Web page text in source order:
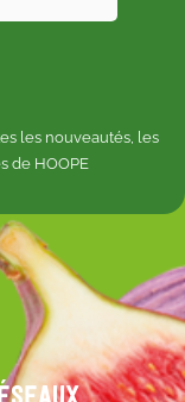
les nouveautés, les
de HOOPE